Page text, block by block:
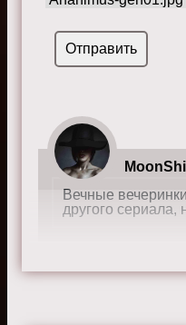
Вечные
другого сериала,